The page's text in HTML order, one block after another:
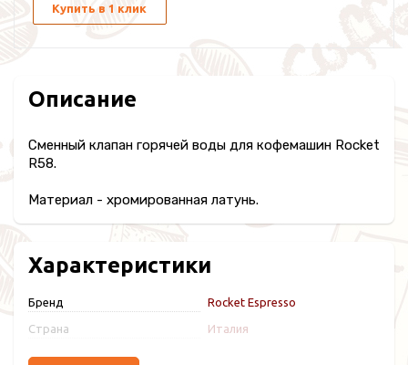
Купить в 1 клик
Описание
Сменный клапан горячей воды для кофемашин Rocket
R58.
Материал - хромированная латунь.
Характеристики
Бренд Rocket Espresso
Страна Италия